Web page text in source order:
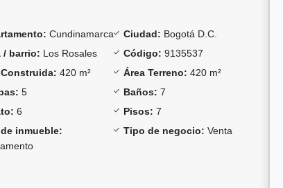
Cundinamarca Ciudad: Bogotá D.C.
/ barrio: Los Rosales Código: 9135537
420 m² Área Terreno: 420 m²
5 Baños: 7
6 Pisos: 7
inmueble:
Tipo de negocio: Venta